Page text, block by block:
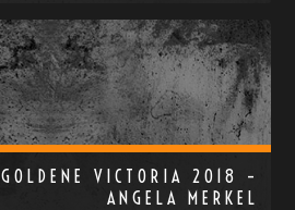
GOLDENE VICTORIA 2018 –
ANGELA MERKEL